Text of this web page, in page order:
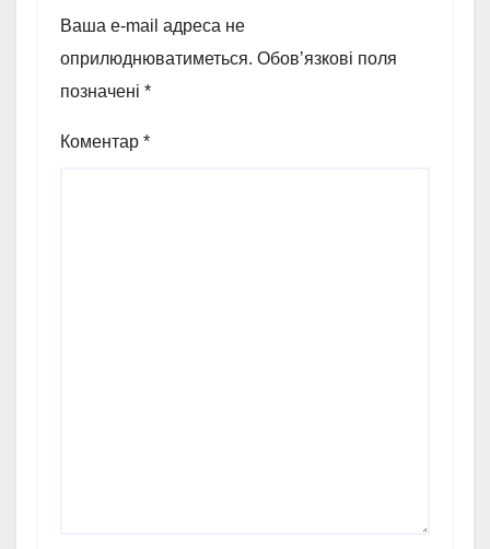
Ваша e-mail адреса не
оприлюднюватиметься. Обов’язкові поля
позначені *
Коментар *